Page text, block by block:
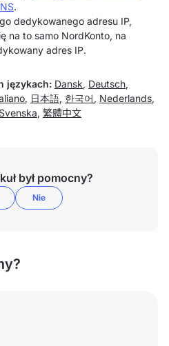
.
dedykowanego adresu IP,
na to samo NordKonto, na
adres IP.
językach: Dansk, Deutsch,
, 日本語, 한국어 , Nederlands,
Svenska, 繁體中文
był pomocny?
Nie